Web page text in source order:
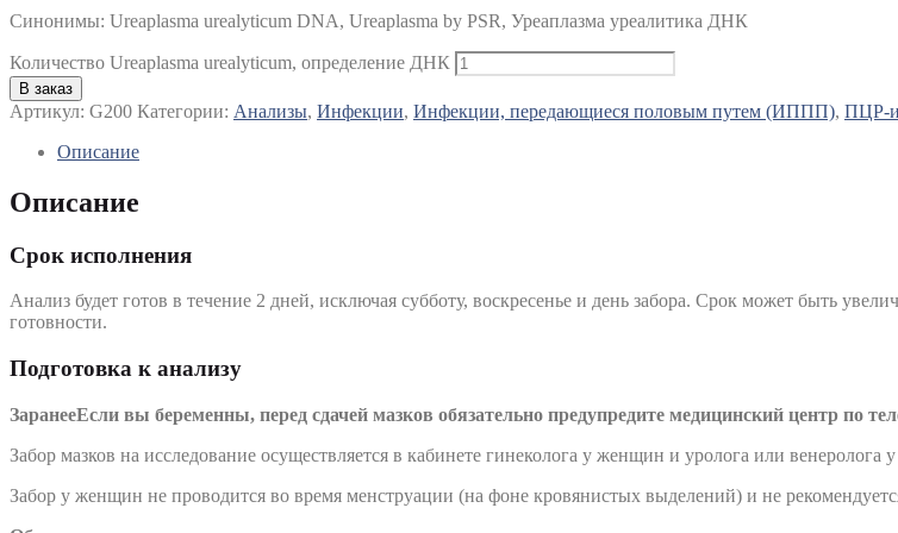
Синонимы: Ureaplasma urealyticum DNA, Ureaplasma by PSR, Уреаплазма уреалитика ДНК
Количество Ureaplasma urealyticum, определение ДНК
В заказ
Артикул: G200 Категории: Анализы, Инфекции, Инфекции, передающиеся половым путем (ИППП), ПЦР-
Описание
Описание
Срок исполнения
Анализ будет готов в течение 2 дней, исключая субботу, воскресенье и день забора. Срок может быть
готовности.
Подготовка к анализу
ЗаранееЕсли вы беременны, перед сдачей мазков обязательно предупредите медицинский центр по
Забор мазков на исследование осуществляется в кабинете гинеколога у женщин и уролога или венеролога
Забор у женщин не проводится во время менструации (на фоне кровянистых выделений) и не